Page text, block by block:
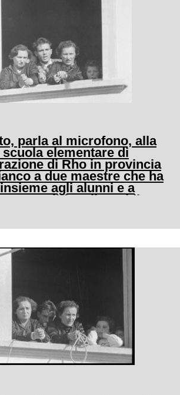
parla al microfono, alla
elementare di
di Rho in provincia
a due maestre che ha
agli alunni e a
con il fratello Egidio